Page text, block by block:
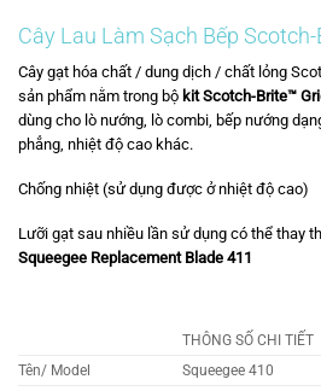
Cây Lau Làm Sạch Bếp
Cây gạt hóa chất / dung dịch / chất lỏng
sản phẩm nằm trong bộ kit Scotch-Brite™
dùng cho lò nướng, lò combi, bếp nướng
phẳng, nhiệt độ cao khác.
Chống nhiệt (sử dụng được ở nhiệt độ cao)
Lưỡi gạt sau nhiều lần sử dụng có thể thay
Squeegee Replacement Blade 411
THÔNG SỐ CHI TIẾT
Tên/ Model
Squeegee 410